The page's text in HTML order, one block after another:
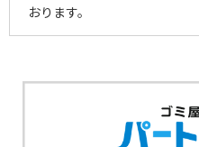
おります。